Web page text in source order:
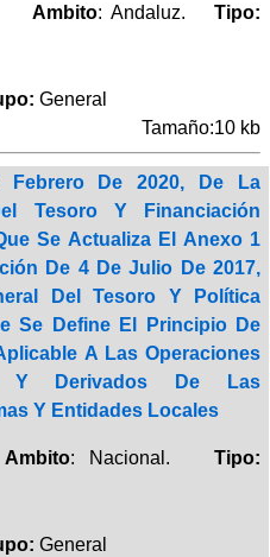
Ambito: Andaluz.Tipo:
General
Tamaño:10 kb
Febrero De 2020, De La
Tesoro Y Financiación
Se Actualiza El Anexo 1
De 4 De Julio De 2017,
Del Tesoro Y Política
Se Define El Principio De
A Las Operaciones
Y Derivados De Las
Y Entidades Locales
Ambito: Nacional.Tipo:
General